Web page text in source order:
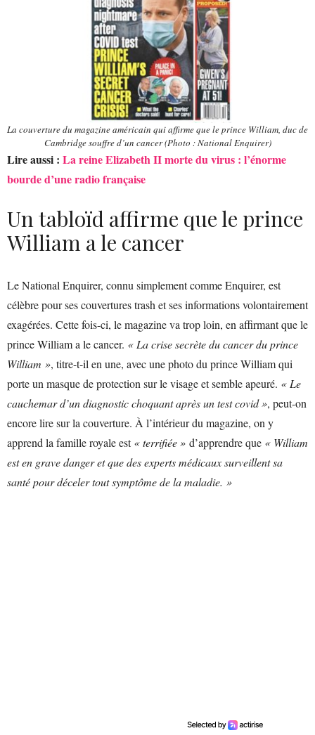
La couverture du magazine américain qui affirme que le prince William, duc de
Cambridge souffre d’un cancer (Photo : National Enquirer)
Lire aussi : La reine Elizabeth II morte du virus : l’énorme
bourde d’une radio française
Un tabloïd affirme que le prince
William a le cancer
Le National Enquirer, connu simplement comme Enquirer, est
célèbre pour ses couvertures trash et ses informations volontairement
exagérées. Cette fois-ci, le magazine va trop loin, en affirmant que le
prince William a le cancer. « La crise secrète du cancer du prince
William », titre-t-il en une, avec une photo du prince William qui
porte un masque de protection sur le visage et semble apeuré. « Le
cauchemar d’un diagnostic choquant après un test covid », peut-on
encore lire sur la couverture. À l’intérieur du magazine, on y
apprend la famille royale est« terrifiée » d’apprendre que « William
est en grave danger et que des experts médicaux surveillent sa
santé pour déceler tout symptôme de la maladie. »